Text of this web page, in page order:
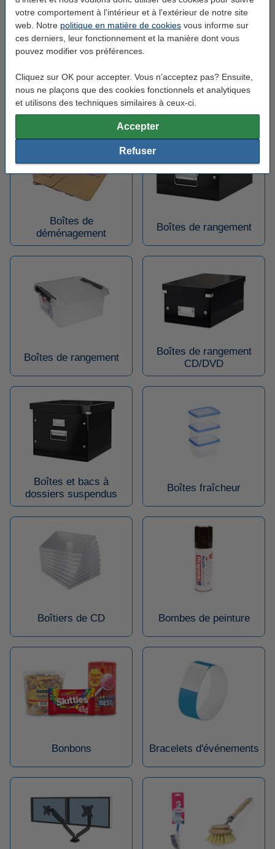
votre comportement à l'intérieur et à l'extérieur de notre site
web. Notre politique en matière de cookies vous informe sur
ces derniers, leur fonctionnement et la manière dont vous
pouvez modifier vos préférences.
Cliquez sur OK pour accepter. Vous n’acceptez pas? Ensuite,
nous ne plaçons que des cookies fonctionnels et analytiques
et utilisons des techniques similaires à ceux-ci.
Accepter
Refuser
Boîtes de congélation Boîtes de conservation
Boîtes de
déménagement
Boîtes de rangement
Boîtes de rangement
Boîtes de rangement
CD/DVD
Boîtes et bacs à
dossiers suspendus
Boîtes fraîcheur
Boîtiers de CD Bombes de peinture
Bonbons Bracelets d'événements